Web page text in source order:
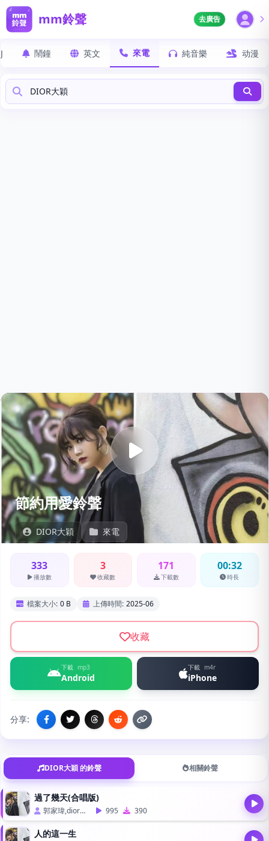
mm鈴聲 去廣告
鬧鐘 英文 來電 純音樂 动漫
節約用愛鈴聲
DIOR大穎 來電
333
播放數
3
收藏數
171
下載數
00:32
時長
檔案大小: 0 B 上傳時間: 2025-06
收藏
下載 mp3
Android
下載 m4r
iPhone
分享:
DIOR大穎 的鈴聲 相關鈴聲
過了幾天(合唱版)
郭家瑋,dior大穎 995 390
人的這一生